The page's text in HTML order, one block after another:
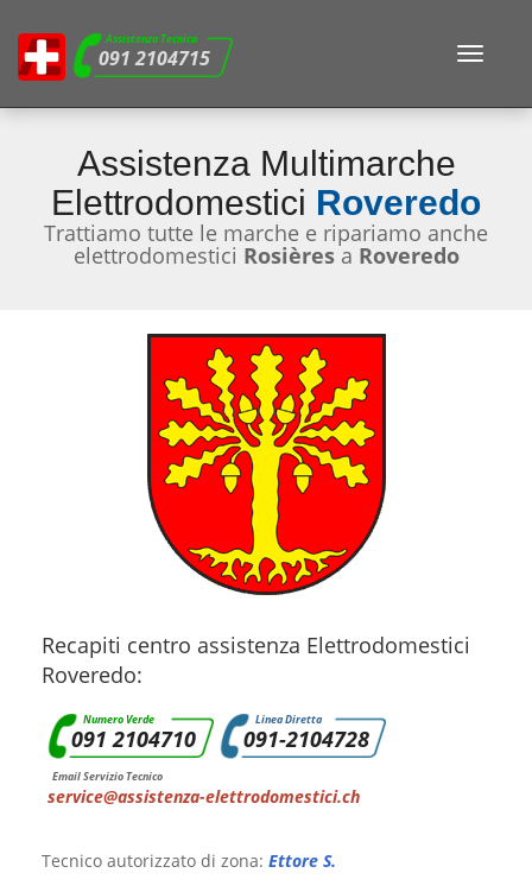
Assistenza Tecnica
091 2104715
Toggle
Assistenza Multimarche
Elettrodomestici Roveredo
Trattiamo tutte le marche e ripariamo anche
elettrodomestici Rosièresa Roveredo
Recapiti centro assistenza Elettrodomestici
Roveredo:
Numero Verde
091 2104710
Linea Diretta
091-2104728
Email Servizio Tecnico
service@assistenza-elettrodomestici.ch
Tecnico autorizzato di zona: Ettore S.